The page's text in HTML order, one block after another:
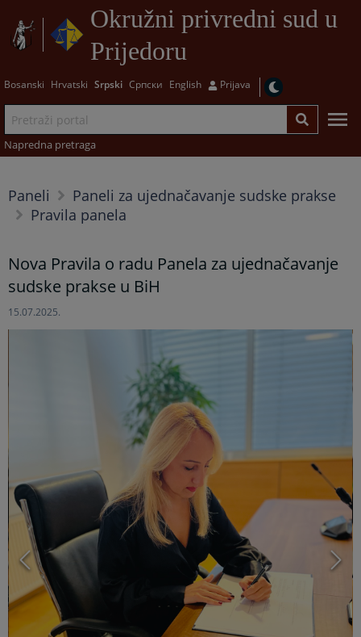
Okružni privredni sud u
Prijedoru
Bosanski Hrvatski Srpski Српски English Prijava
Napredna pretraga
Paneli
Paneli za ujednačavanje sudske prakse
Pravila panela
Nova Pravila o radu Panela za ujednačavanje
sudske prakse u BiH
15.07.2025.